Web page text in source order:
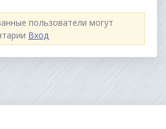
пользователи могут
Вход